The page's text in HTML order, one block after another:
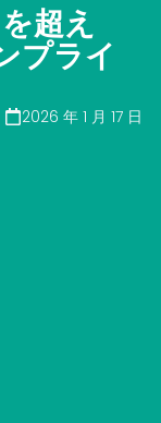
超え
プライ
2026 年 1 月 17 日